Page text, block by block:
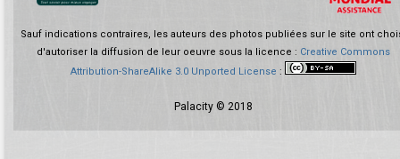
Sauf indications contraires, les auteurs des photos publiées sur le site ont
d'autoriser la diffusion de leur oeuvre sous la licence : Creative Commons
Attribution-ShareAlike 3.0 Unported License :
Palacity © 2018